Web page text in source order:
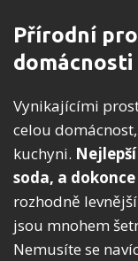
Přírodní
domácnosti
Vynikajícími
celou
kuchyni.
soda, a
rozhodně
jsou mnohem
Nemusíte se